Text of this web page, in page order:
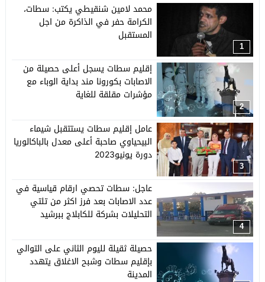
1
محمد لامين شنقيطي يكتب: سطات،
الكرامة حفر في الذاكرة من اجل
المستقبل
2
إقليم سطات يسجل أعلى حصيلة من
الاصابات بكورونا مند بداية الوباء مع
مؤشرات مقلقة للغاية
3
عامل إقليم سطات يستتقبل شيماء
البيحياوي صاحبة أعلى معدل بالباكالوريا
دورة يونيو2023
4
عاجل: سطات تحصي ارقام قياسية في
عدد الاصابات بعد فرز اكثر من تلتي
التحليلات بشركة للكابلاج ببرشيد
حصيلة ثقيلة لليوم الثاني على التوالي
بإقليم سطات وشبح الاغلاق يتهدد
المدينة